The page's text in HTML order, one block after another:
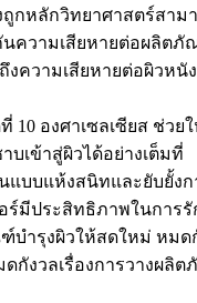
กหลักวิทยาศาสตร์สาม
ความเสียหายต่อผลิตภั
ความเสียหายต่อผิวหนั
องศาเซลเซียส ช่ว
เข้าสู่ผิวได้อย่างเต็มที่
บบแห้งสนิทและยับยั้งก
ร์มีประสิทธิภาพในการ
บำรุงผิวให้สดใหม่ หม
งวลเรื่องการวางผลิต